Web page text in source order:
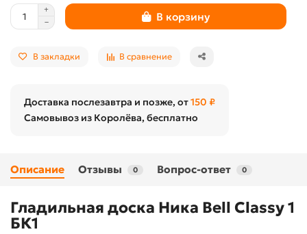
В корзину
В закладки В сравнение
Доставка послезавтра и позже, от150 ₽
Самовывоз из Королёва, бесплатно
Описание Отзывы 0 Вопрос-ответ 0
Гладильная доска Ника Bell Classy 1
БК1